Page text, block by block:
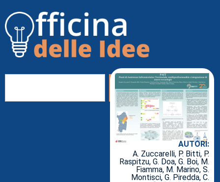
AUTORI:
A. Zuccarelli, P. Bitti, P.
Raspitzu, G. Doa, G. Boi, M.
Fiamma, M. Marino, S.
Montisci, G. Piredda, C.